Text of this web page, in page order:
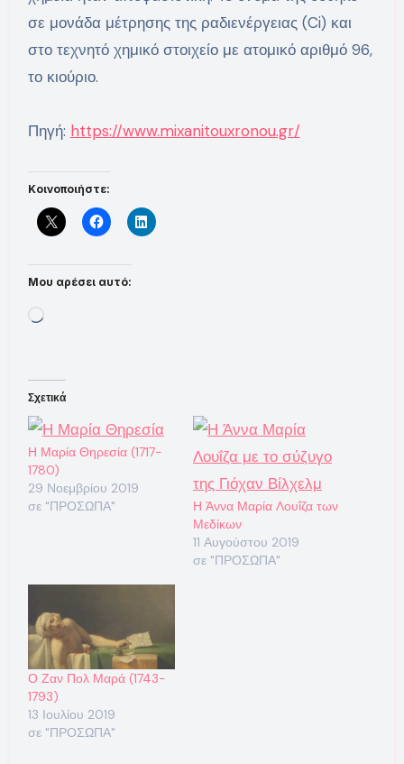
σε μονάδα μέτρησης της ραδιενέργειας (Ci) και
στο τεχνητό χημικό στοιχείο με ατομικό αριθμό 96,
το κιούριο.
Πηγή: https://www.mixanitouxronou.gr/
Κοινοποιήστε:
Μου αρέσει αυτό:
Loading…
Σχετικά
Η Μαρία Θηρεσία (1717-
1780)
29 Νοεμβρίου 2019
σε "ΠΡΟΣΩΠΑ"
Η Άννα Μαρία Λουΐζα των
Μεδίκων
11 Αυγούστου 2019
σε "ΠΡΟΣΩΠΑ"
Ο Ζαν Πολ Μαρά (1743-
1793)
13 Ιουλίου 2019
σε "ΠΡΟΣΩΠΑ"